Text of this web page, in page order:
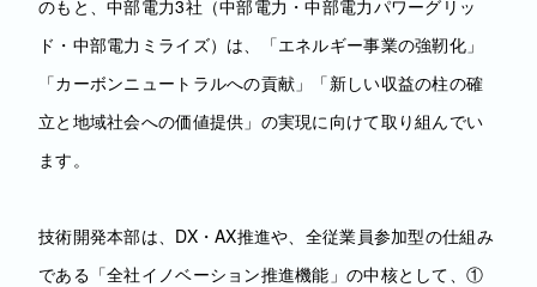
のもと、中部電力3社（中部電力・中部電力パワーグリッ
ド・中部電力ミライズ）は、「エネルギー事業の強靭化」
「カーボンニュートラルへの貢献」「新しい収益の柱の確
立と地域社会への価値提供」の実現に向けて取り組んでい
ます。
技術開発本部は、DX・AX推進や、全従業員参加型の仕組み
である「全社イノベーション推進機能」の中核として、①